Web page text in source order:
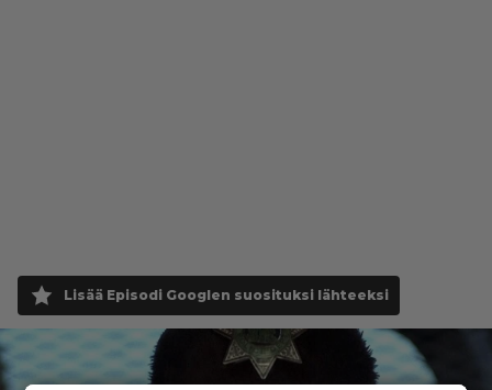
Lisää Episodi Googlen suosituksi lähteeksi